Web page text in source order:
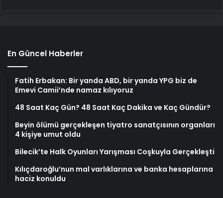
En Güncel Haberler
Fatih Erbakan: Bir yanda ABD, bir yanda YPG biz de
Emevi Camii’nde namaz kılıyoruz
48 Saat Kaç Gün? 48 Saat Kaç Dakika ve Kaç Gündür?
Beyin ölümü gerçekleşen tiyatro sanatçısının organları
4 kişiye umut oldu
Bilecik’te Halk Oyunları Yarışması Coşkuyla Gerçekleşti
Kılıçdaroğlu’nun mal varlıklarına ve banka hesaplarına
haciz konuldu